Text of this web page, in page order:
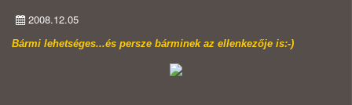
2008.12.05
Bármi lehetséges...és persze bárminek az ellenkezője is:-)